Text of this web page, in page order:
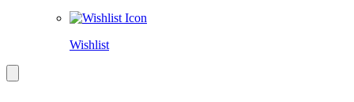
Wishlist